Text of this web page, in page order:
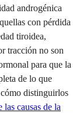
androgénica
con pérdida
tiroidea,
tracción no son
para que la
de lo que
distinguirlos
las causas de la